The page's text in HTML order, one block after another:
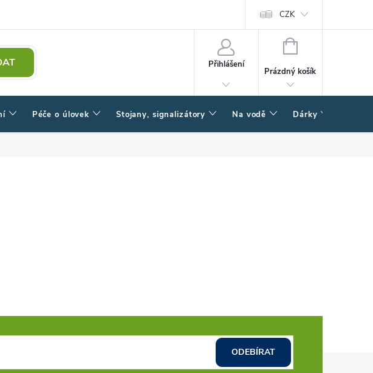
CZK
Přihlášení
NÁKUPNÍ
Prázdný košík
Péče o úlovek Stojany, signalizátory Na vodě Dárky
ODEBÍRAT